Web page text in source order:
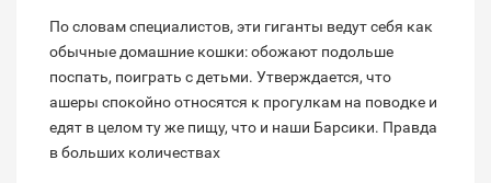
По словам специалистов, эти гиганты ведут себя как
обычные домашние кошки: обожают подольше
поспать, поиграть с детьми. Утверждается, что
ашеры спокойно относятся к прогулкам на поводке и
едят в целом ту же пищу, что и наши Барсики. Правда
в больших количествах